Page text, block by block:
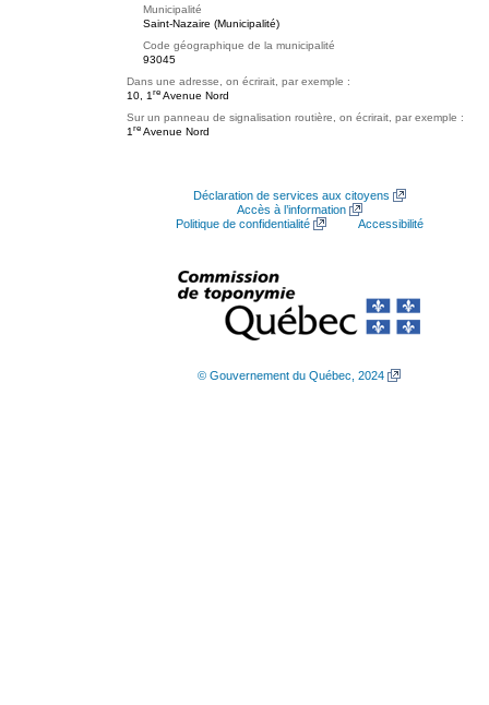
Municipalité
Saint-Nazaire (Municipalité)
Code géographique de la municipalité
93045
Dans une adresse, on écrirait, par exemple :
10, 1 re Avenue Nord
Sur un panneau de signalisation routière, on écrirait, par exemple :
1 re Avenue Nord
Déclaration de services aux citoyens
Accès à l’information
Politique de confidentialité
Accessibilité
© Gouvernement du Québec, 2024